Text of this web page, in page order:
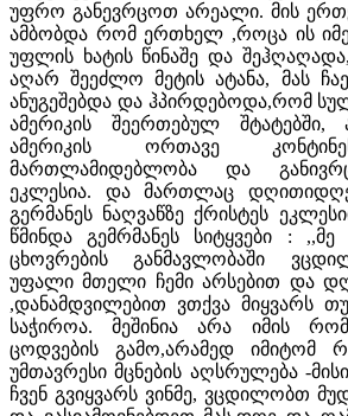
უფრო განევრცოთ არეალი. მის
ამბობდა რომ ერთხელ ,როცა ის
უფლის ხატის წინაშე და
აღარ შეეძლო მეტის ატანა, მას
ანუგეშებდა და ჰპირდებოდა,რომ
ამერიკის შეერთებულ
ამერიკის ორთავე
მართლამიდებლობა და
ეკლესია. და მართლაც
გერმანეს ნაღვაწზე ქრისტეს
წმინდა გემრმანეს სიტყვები :
ცხოვრების განმავლობაში
უფალი მთელი ჩემი არსებით და
,დანამდვილებით ვთქვა მიყვარს
საჭიროა. მეშინია არა იმის
ცოდვების გამო,არამედ იმიტომ
უმთავრესი მცნების აღსრულება -
ჩვენ გვიყვარს ვინმე, ვცდილობთ